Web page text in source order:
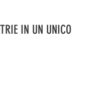
IN UN UNICO